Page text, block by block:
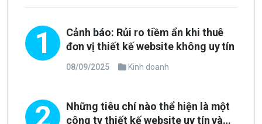
1
Cảnh báo: Rủi ro tiềm ẩn khi thuê
đơn vị thiết kế website không uy tín
08/09/2025 Kinh doanh
2
Những tiêu chí nào thể hiện là một
công ty thiết kế website uy tín và